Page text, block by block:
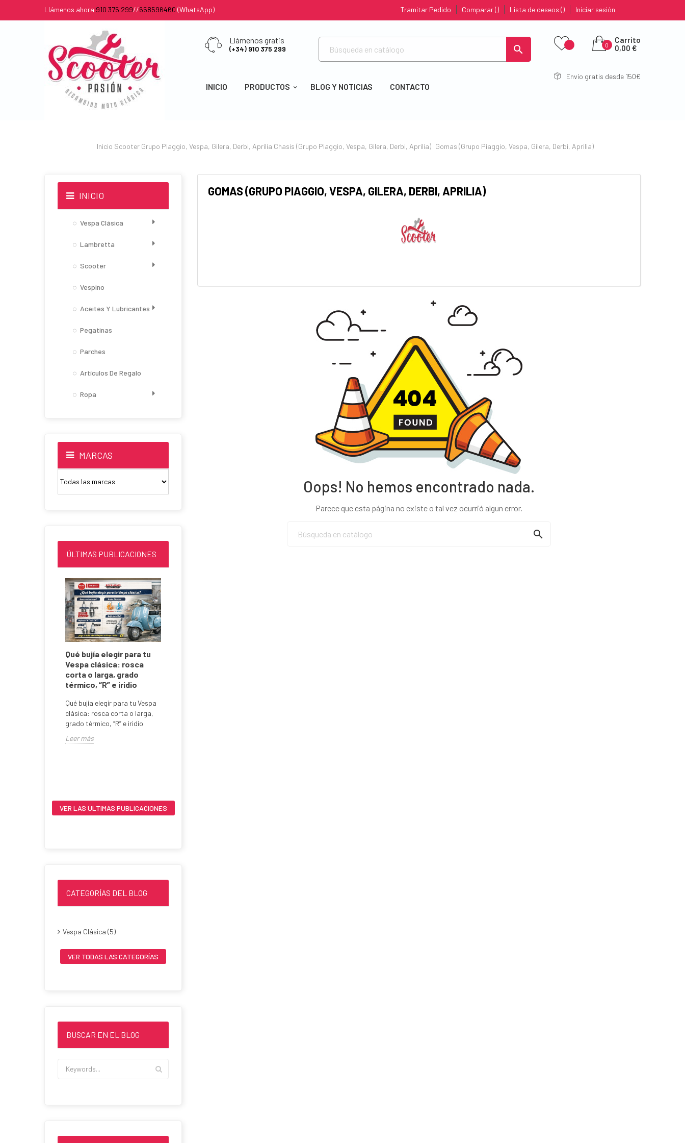
Llámenos ahora 910 375 299//658596460 (WhatsApp) Iniciar sesión
Lista de deseos
Comparar
Tramitar Pedido
Llámenos gratis
(+34) 910 375 299 
INICIO PRODUCTOS BLOG Y NOTICIAS CONTACTO
0
Carrito
0,00 €
Envío gratis desde 150€
Inicio Scooter Grupo Piaggio, Vespa, Gilera, Derbi, Aprilia Chasis (Grupo Piaggio, Vespa, Gilera, Derbi, Aprilia) Gomas (Grupo Piaggio, Vespa, Gilera, Derbi, Aprilia)
INICIO
Vespa Clásica
Lambretta
Scooter
Vespino
Aceites Y Lubricantes
Pegatinas
Parches
Artículos De Regalo
Ropa
MARCAS
ÚLTIMAS PUBLICACIONES
Qué bujía elegir para tu
Vespa clásica: rosca
corta o larga, grado
térmico, “R” e iridio
Qué bujía elegir para tu Vespa
clásica: rosca corta o larga,
grado térmico, “R” e iridio
Leer más
VER LAS ÚLTIMAS PUBLICACIONES
CATEGORÍAS DEL BLOG
Vespa Clásica (5)
VER TODAS LAS CATEGORÍAS
BUSCAR EN EL BLOG
GOMAS (GRUPO PIAGGIO, VESPA, GILERA, DERBI, APRILIA)
Oops! No hemos encontrado nada.
Parece que esta página no existe o tal vez ocurrió algun error.
